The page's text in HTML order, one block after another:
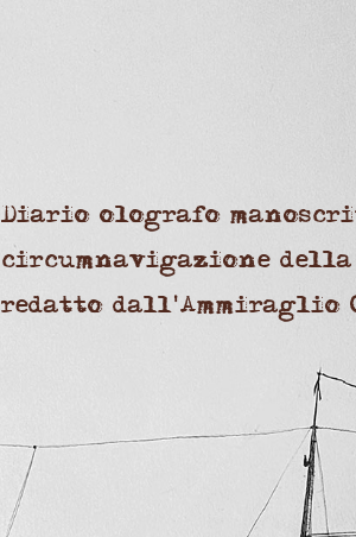
Diario olografo
circumnavigazione
redatto dall'Ammiraglio